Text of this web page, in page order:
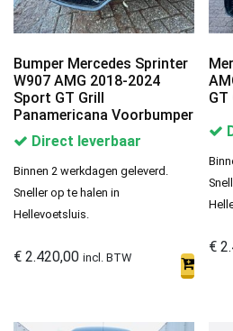
Bumper Mercedes Sprinter
W907 AMG 2018-2024
Sport GT Grill
Panamericana Voorbumper
Direct leverbaar
Binnen 2 werkdagen geleverd.
Sneller op te halen in
Hellevoetsluis.
€ 2.420,00 incl. BTW
GT
€